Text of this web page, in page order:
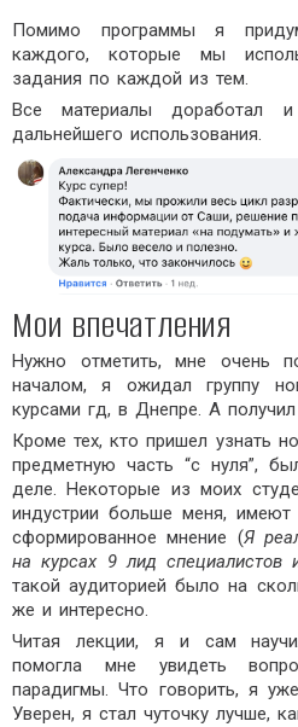
Помимо программы я
каждого, которые мы
задания по каждой из тем.
Все материалы доработал
дальнейшего использования.
Мои впечатления
Нужно отметить, мне очень
началом, я ожидал группу
курсами гд, в Днепре. А
Кроме тех, кто пришел узнать
предметную часть “с нуля”,
деле. Некоторые из моих
индустрии больше меня,
сформированное мнение (Я
на курсах 9 лид специалистов
такой аудиторией было на
же и интересно.
Читая лекции, я и сам
помогла мне увидеть
парадигмы. Что говорить, я
Уверен, я стал чуточку лучше,